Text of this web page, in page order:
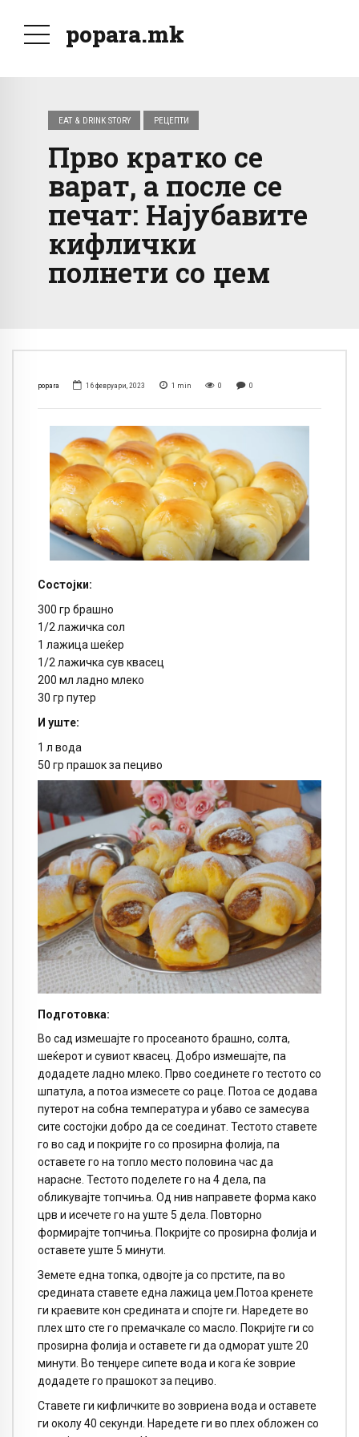
popara.mk
EAT & DRINK STORY РЕЦЕПТИ
Прво кратко се
варат, а после се
печат: Најубавите
кифлички
полнети со џем
popara 16 февруари, 2023 1 min 0 0
Состојки:
300 гр брашно
1/2 лажичка сол
1 лажица шеќер
1/2 лажичка сув квасец
200 мл ладно млеко
30 гр путер
И уште:
1 л вода
50 гр прашок за пециво
Подготовка:
Во сад измешајте го просеаното брашно, солта,
шеќерот и сувиот квасец. Добро измешајте, па
додадете ладно млеко. Прво соединете го тестото со
шпатула, а потоа измесете со раце. Потоа се додава
путерот на собна температура и убаво се замесува
сите состојки добро да се соединат. Тестото ставете
го во сад и покријте го со проѕирна фолија, па
оставете го на топло место половина час да
нарасне. Тестото поделете го на 4 дела, па
обликувајте топчиња. Од нив направете форма како
црв и исечете го на уште 5 дела. Повторно
формирајте топчиња. Покријте со проѕирна фолија и
оставете уште 5 минути.
Земете една топка, одвојте ја со прстите, па во
средината ставете една лажица џем.Потоа кренете
ги краевите кон средината и спојте ги. Наредете во
плех што сте го премачкале со масло. Покријте ги со
проѕирна фолија и оставете ги да одморат уште 20
минути. Во тенџере сипете вода и кога ќе зоврие
додадете го прашокот за пециво.
Ставете ги кифличките во зовриена вода и оставете
ги околу 40 секунди. Наредете ги во плех обложен со